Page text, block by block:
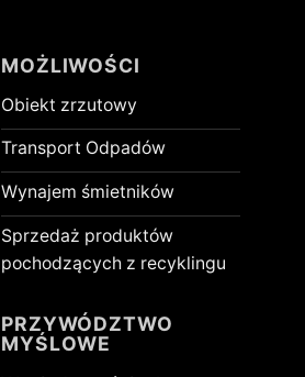
MOŻLIWOŚCI
Obiekt zrzutowy
Transport Odpadów
Wynajem śmietników
Sprzedaż produktów
pochodzących z recyklingu
PRZYWÓDZTWO
MYŚLOWE